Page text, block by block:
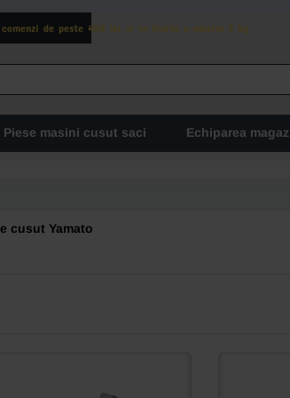
comenzi de peste 400 lei si in limita a maxim 3 kg
Piese masini cusut saci Echiparea
cusut Yamato